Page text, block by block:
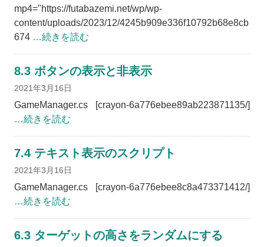
mp4="https://futabazemi.net/wp/wp-
content/uploads/2023/12/4245b909e336f10792b68e8cb
674 …続きを読む
8.3 ボタンの表示と非表示
2021年3月16日
GameManager.cs [crayon-6a776ebee89ab223871135/]
…続きを読む
7.4 テキスト表示のスクリプト
2021年3月16日
GameManager.cs [crayon-6a776ebee8c8a473371412/]
…続きを読む
6.3 ターゲットの高さをランダムにする